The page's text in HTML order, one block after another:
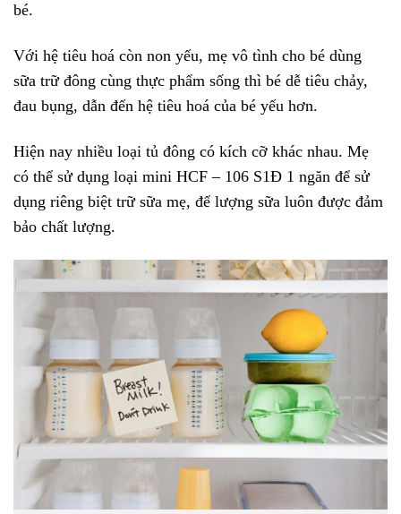
bé.
Với hệ tiêu hoá còn non yếu, mẹ vô tình cho bé dùng
sữa trữ đông cùng thực phẩm sống thì bé dễ tiêu chảy,
đau bụng, dẫn đến hệ tiêu hoá của bé yếu hơn.
Hiện nay nhiều loại tủ đông có kích cỡ khác nhau. Mẹ
có thể sử dụng loại mini HCF – 106 S1Đ 1 ngăn để sử
dụng riêng biệt trữ sữa mẹ, để lượng sữa luôn được đảm
bảo chất lượng.